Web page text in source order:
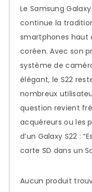
Le Samsung
continue la
smartphones haut
coréen. Avec son
système de
élégant, le S22
nombreux
question revient
acquéreurs ou les
d’un Galaxy S22 :
carte SD dans un
Aucun produit